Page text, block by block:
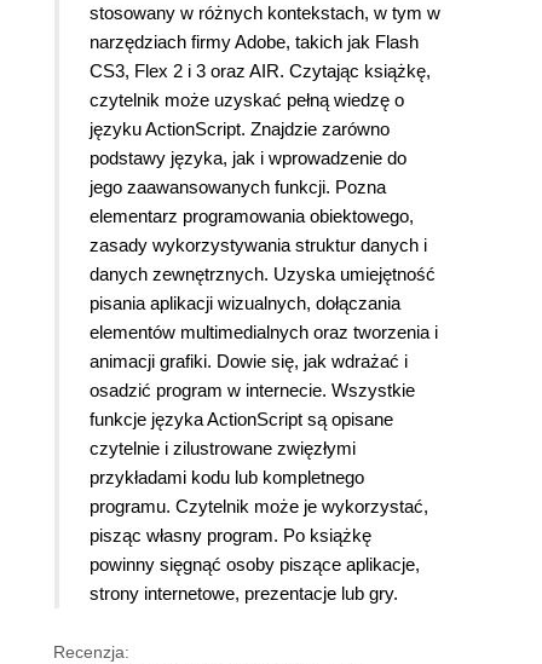
stosowany w różnych kontekstach, w tym w
narzędziach firmy Adobe, takich jak Flash
CS3, Flex 2 i 3 oraz AIR. Czytając książkę,
czytelnik może uzyskać pełną wiedzę o
języku ActionScript. Znajdzie zarówno
podstawy języka, jak i wprowadzenie do
jego zaawansowanych funkcji. Pozna
elementarz programowania obiektowego,
zasady wykorzystywania struktur danych i
danych zewnętrznych. Uzyska umiejętność
pisania aplikacji wizualnych, dołączania
elementów multimedialnych oraz tworzenia i
animacji grafiki. Dowie się, jak wdrażać i
osadzić program w internecie. Wszystkie
funkcje języka ActionScript są opisane
czytelnie i zilustrowane zwięzłymi
przykładami kodu lub kompletnego
programu. Czytelnik może je wykorzystać,
pisząc własny program. Po książkę
powinny sięgnąć osoby piszące aplikacje,
strony internetowe, prezentacje lub gry.
Recenzja: